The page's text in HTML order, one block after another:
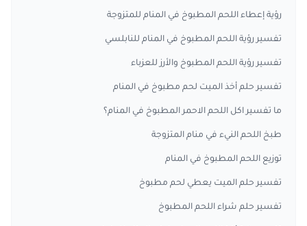
رؤية إعطاء اللحم المطبوخ في المنام للمتزوجة
تفسير رؤية اللحم المطبوخ في المنام للنابلسي
تفسير رؤية اللحم المطبوخ والأرز للعزباء
تفسير حلم أخذ الميت لحم مطبوخ في المنام
ما تفسير اكل اللحم الاحمر المطبوخ في المنام؟
طبخ اللحم النيء في منام المتزوجة
توزيع اللحم المطبوخ في المنام
تفسير حلم الميت يعطي لحم مطبوخ
تفسير حلم شراء اللحم المطبوخ